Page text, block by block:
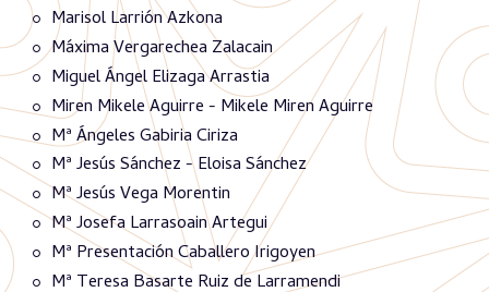
Marisol Larrión Azkona
Máxima Vergarechea Zalacain
Miguel Ángel Elizaga Arrastia
Miren Mikele Aguirre - Mikele Miren Aguirre
Mª Ángeles Gabiria Ciriza
Mª Jesús Sánchez - Eloisa Sánchez
Mª Jesús Vega Morentin
Mª Josefa Larrasoain Artegui
Mª Presentación Caballero Irigoyen
Mª Teresa Basarte Ruiz de Larramendi